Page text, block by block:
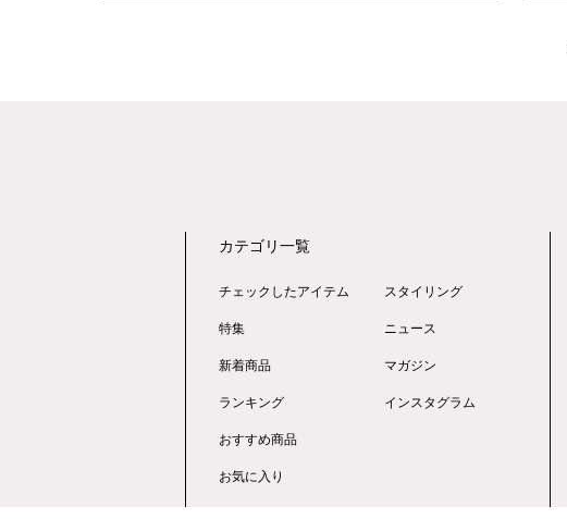
カテゴリ一覧
チェックしたアイテム
特集
新着商品
ランキング
おすすめ商品
お気に入り
スタイリング
ニュース
マガジン
インスタグラム